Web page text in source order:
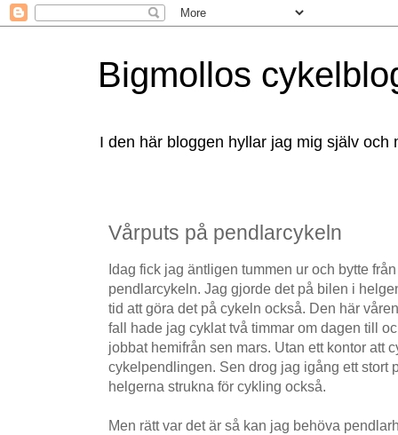
Bigmollos
I den här bloggen hyllar jag mig själv
Vårputs på pendlarcykeln
Idag fick jag äntligen tummen ur och bytte
pendlarcykeln. Jag gjorde det på bilen i
tid att göra det på cykeln också. Den här
fall hade jag cyklat två timmar om dagen till
jobbat hemifrån sen mars. Utan ett kontor att
cykelpendlingen. Sen drog jag igång ett stort
helgerna strukna för cykling också.
Men rätt var det är så kan jag behöva